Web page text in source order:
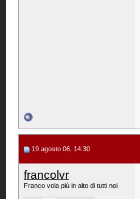
19 agosto 06, 14:30
francolvr
Franco vola più in alto di tutti noi